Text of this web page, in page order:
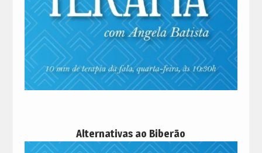
Alternativas ao Biberão